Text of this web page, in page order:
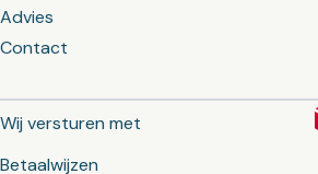
Advies
Contact
Wij versturen met
Betaalwijzen